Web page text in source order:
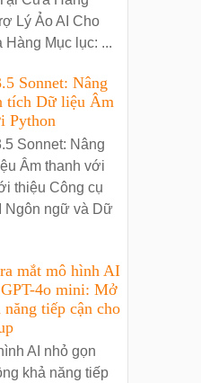
Lý Ảo AI Cho
Mục lục: ...
Sonnet: Nâng
tích Dữ liệu Âm
Python
Sonnet: Nâng
Âm thanh với
thiệu Công cụ
Ngôn ngữ và Dữ
mắt mô hình AI
4o mini: Mở
năng tiếp cận cho
AI nhỏ gọn
khả năng tiếp